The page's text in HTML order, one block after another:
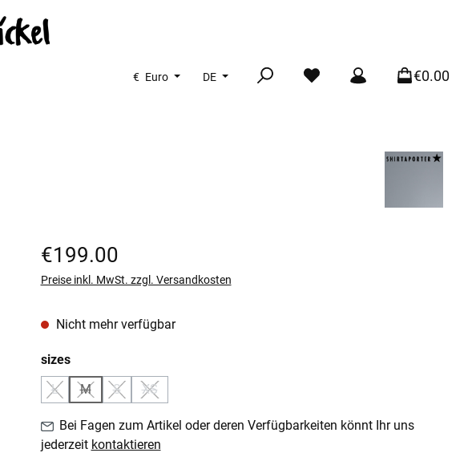
€ Euro DE €0.00
Regulärer Preis:
€199.00
Preise inkl. MwSt. zzgl. Versandkosten
Nicht mehr verfügbar
sizesauswählen
L
(Diese Option ist zurzeit nicht verfügbar.)
M
(Diese Option ist zurzeit nicht verfügbar.)
S
(Diese Option ist zurzeit nicht verfügbar.)
XS
(Diese Option ist zurzeit nicht verfügbar.)
Bei Fagen zum Artikel oder deren Verfügbarkeiten könnt Ihr uns
jederzeit kontaktieren